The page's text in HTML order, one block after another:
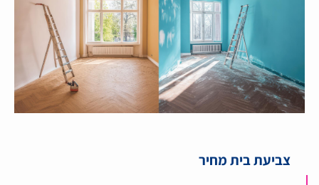
צביעת בית מחיר